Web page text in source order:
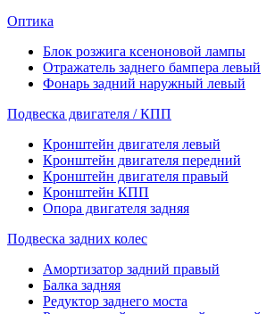
Оптика
Блок розжига ксеноновой лампы
Отражатель заднего бампера левый
Фонарь задний наружный левый
Подвеска двигателя / КПП
Кронштейн двигателя левый
Кронштейн двигателя передний
Кронштейн двигателя правый
Кронштейн КПП
Опора двигателя задняя
Подвеска задних колес
Амортизатор задний правый
Балка задняя
Редуктор заднего моста